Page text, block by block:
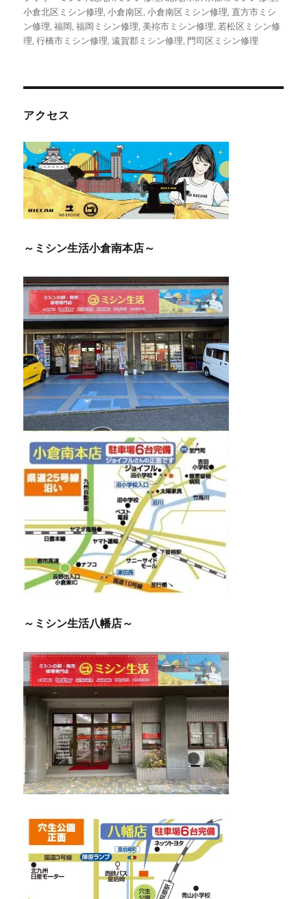
小倉北区ミシン修理,小倉南区,小倉南区ミシン修理, 直方市ミシ
ン修理,福岡,福岡ミシン修理, 美祢市ミシン修理,若松区ミシン修
理,行橋市ミシン修理,遠賀郡ミシン修理, 門司区ミシン修理
アクセス
～ミシン生活小倉南本店～
～ミシン生活八幡店～